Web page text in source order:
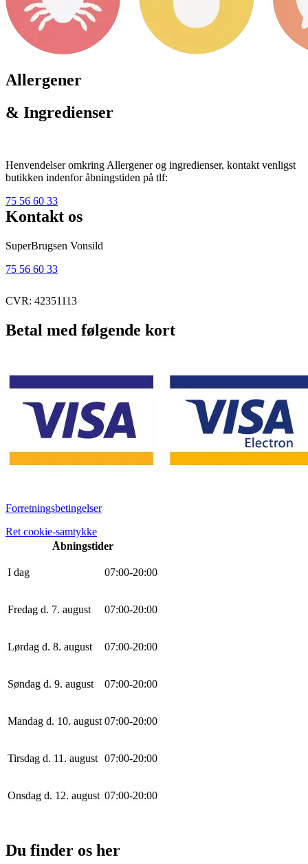
Allergener
& Ingredienser
Henvendelser omkring Allergener og ingredienser, kontakt venligst
butikken indenfor åbningstiden på tlf:
75 56 60 33
Kontakt os
SuperBrugsen Vonsild
75 56 60 33
CVR: 42351113
Betal med følgende kort
Forretningsbetingelser
Ret cookie-samtykke
Åbningstider
I dag 07:00-20:00
Fredag d. 7. august 07:00-20:00
Lørdag d. 8. august 07:00-20:00
Søndag d. 9. august 07:00-20:00
Mandag d. 10. august 07:00-20:00
Tirsdag d. 11. august 07:00-20:00
Onsdag d. 12. august 07:00-20:00
Du finder os her